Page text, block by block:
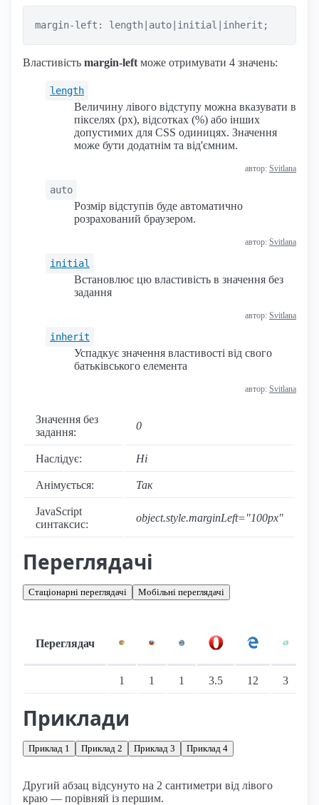
margin-left: length|auto|initial|inherit;
Властивість margin-left може отримувати 4 значень:
length
Величину лівого відступу можна вказувати в
пікселях (px), відсотках (%) або інших
допустимих для CSS одиницях. Значення
може бути додатнім та від'ємним.
автор: Svitlana
auto
Розмір відступів буде автоматично
розрахований браузером.
автор: Svitlana
initial
Встановлює цю властивість в значення без
задання
автор: Svitlana
inherit
Успадкує значення властивості від свого
батьківського елемента
автор: Svitlana
Значення без
задання:
0
Наслідує: Ні
Анімується: Так
JavaScript
синтаксис:
object.style.marginLeft="100px"
Переглядачі
Стаціонарні переглядачі Мобільні переглядачі
Переглядач
1 1 1 3.5 12 3
Приклади
Приклад 1 Приклад 2 Приклад 3 Приклад 4
Другий абзац відсунуто на 2 сантиметри від лівого
краю — порівняй із першим.